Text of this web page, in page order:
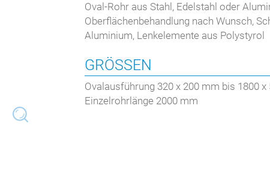
Oval-Rohr aus Stahl, Edelstahl oder
Oberflächenbehandlung nach Wunsch,
Aluminium, Lenkelemente aus Polystyrol
GRÖSSEN
Ovalausführung 320 x 200 mm bis 1800 x
Einzelrohrlänge 2000 mm